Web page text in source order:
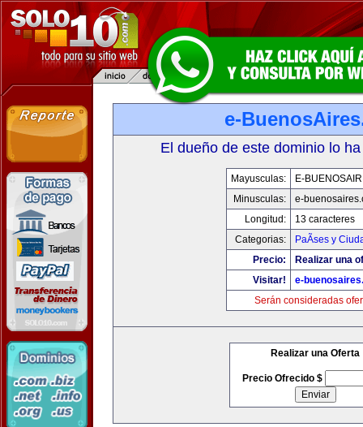
e-
El dueño de este dominio lo
Mayusculas:
E-
Minusculas:
e-
Longitud:
13 caracteres
Categorias:
PaÃ­ses y
Precio:
Realizar una
Visitar!
e-
Serán consideradas
Realizar una Oferta
Precio Ofrecido $